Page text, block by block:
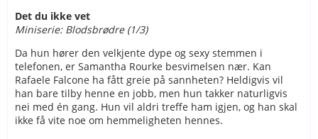
Det du ikke vet
Miniserie: Blodsbrødre (1/3)
Da hun hører den velkjente dype og sexy stemmen i
telefonen, er Samantha Rourke besvimelsen nær. Kan
Rafaele Falcone ha fått greie på sannheten? Heldigvis vil
han bare tilby henne en jobb, men hun takker naturligvis
nei med én gang. Hun vil aldri treffe ham igjen, og han skal
ikke få vite noe om hemmeligheten hennes.